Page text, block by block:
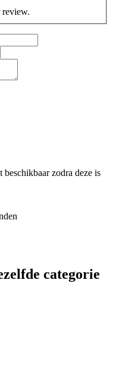
review.
zodra deze is
categorie